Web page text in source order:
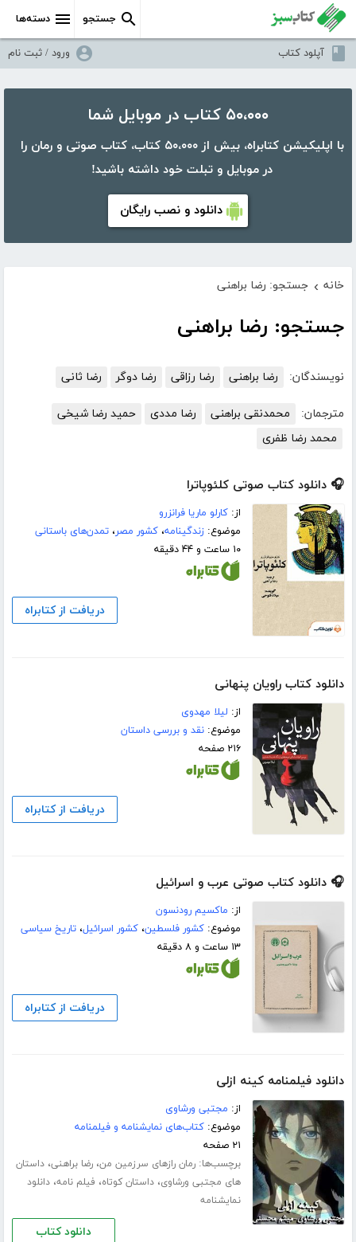
دسته‌ها جستجو
آپلود کتاب ورود / ثبت نام
۵۰،۰۰۰ کتاب در موبایل شما
با اپلیکیشن کتابراه، بیش از ۵۰،۰۰۰ کتاب، کتاب صوتی و رمان را
در موبایل و تبلت خود داشته باشید!
دانلود و نصب رایگان
خانه › جستجو: رضا براهنی
جستجو: رضا براهنی
نویسندگان: رضا براهنی رضا رزاقی رضا دوگر رضا ثانی‌
مترجمان: محمدنقی براهنی رضا مددی
حمید رضا شیخی
محمد رضا ظفری
🎧 دانلود کتاب صوتی کلئوپاترا
از:کارلو ماریا فرانزرو
موضوع:زندگینامه،کشور مصر،تمدن‌های باستانی
۱۰ ساعت و ۴۴ دقیقه
دریافت از کتابراه
دانلود کتاب راویان پنهانی
از: لیلا مهدوی
موضوع:نقد و بررسی داستان
۲۱۶ صفحه
دریافت از کتابراه
🎧 دانلود کتاب صوتی عرب و اسرائیل
از: ماکسیم رودنسون
موضوع:کشور فلسطین،کشور اسرائیل،تاریخ سیاسی
۱۳ ساعت و ۸ دقیقه
دریافت از کتابراه
دانلود فیلمنامه کینه ازلی
از: مجتبی ورشاوی
موضوع:کتاب‌های نمایشنامه و فیلمنامه
۲۱ صفحه
برچسب‌ها:رمان رازهای سرزمین من،رضا براهنی،داستان
های مجتبی ورشاوی،داستان کوتاه، فیلم نامه،دانلود
نمایشنامه
دانلود کتاب